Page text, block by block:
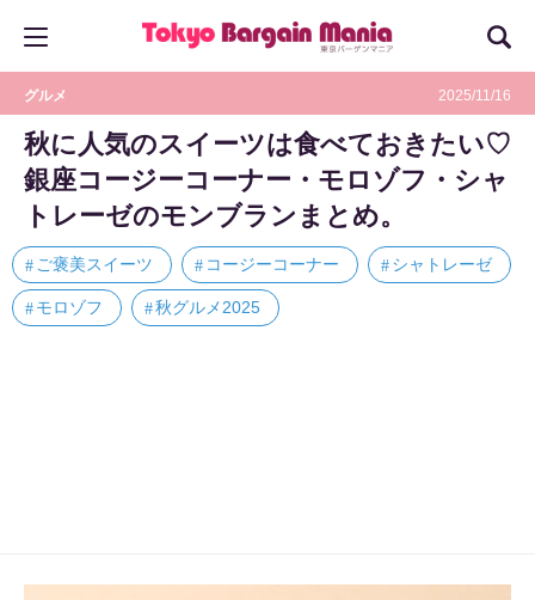
グルメ 2025/11/16
秋に人気のスイーツは食べておきたい♡
銀座コージーコーナー・モロゾフ・シャ
トレーゼのモンブランまとめ。
ご褒美スイーツ コージーコーナー シャトレーゼ
モロゾフ 秋グルメ2025